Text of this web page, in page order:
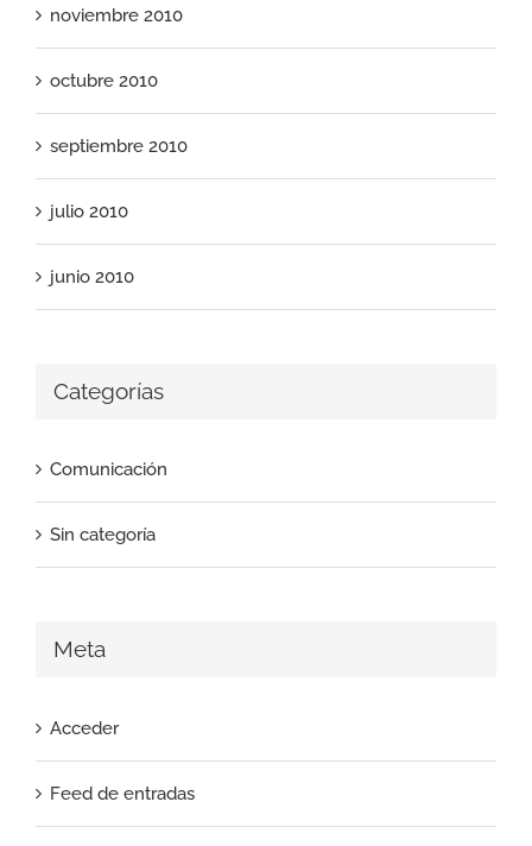
noviembre 2010
octubre 2010
septiembre 2010
julio 2010
junio 2010
Categorías
Comunicación
Sin categoría
Meta
Acceder
Feed de entradas